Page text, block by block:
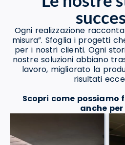
Ogni realizzazione
misura”. Sfoglia i progetti
per i nostri clienti. Ogni
nostre soluzioni abbiano
lavoro, migliorato la
risultati
Scopri come possiamo
anche